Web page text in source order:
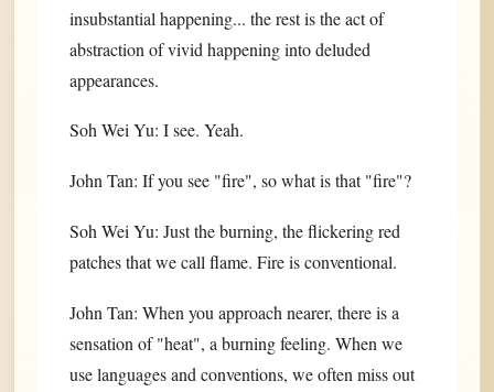
insubstantial happening... the rest is the act of
abstraction of vivid happening into deluded
appearances.
Soh Wei Yu: I see. Yeah.
John Tan: If you see "fire", so what is that "fire"?
Soh Wei Yu: Just the burning, the flickering red
patches that we call flame. Fire is conventional.
John Tan: When you approach nearer, there is a
sensation of "heat", a burning feeling. When we
use languages and conventions, we often miss out